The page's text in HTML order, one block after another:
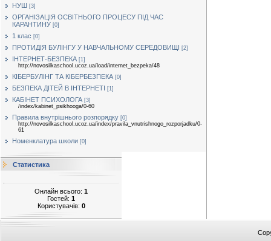
НУШ [3]
ОРГАНІЗАЦІЯ ОСВІТНЬОГО ПРОЦЕСУ ПІД ЧАС
КАРАНТИНУ [0]
1 клас [0]
ПРОТИДІЯ БУЛІНГУ У НАВЧАЛЬНОМУ СЕРЕДОВИЩІ [2]
ІНТЕРНЕТ-БЕЗПЕКА [1]
http://novosilkaschool.ucoz.ua/load/internet_bezpeka/48
КІБЕРБУЛІНГ ТА КІБЕРБЕЗПЕКА [0]
БЕЗПЕКА ДІТЕЙ В ІНТЕРНЕТІ [1]
КАБІНЕТ ПСИХОЛОГА [3]
/index/kabinet_psikhooga/0-60
Правила внутрішнього розпорядку [0]
http://novosilkaschool.ucoz.ua/index/pravila_vnutrishnogo_rozporjadku/0-
61
Номенклатура школи [0]
Статистика
Онлайн всього: 1
Гостей: 1
Користувачів: 0